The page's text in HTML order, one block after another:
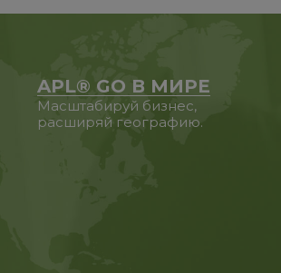
APL® GO В МИРЕ
Масштабируй бизнес,
расширяй географию.